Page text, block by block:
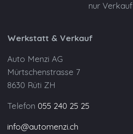
nur Verkauf
Werkstatt & Verkauf
Auto Menzi AG
Mürtschenstrasse 7
8630 Rüti ZH
Telefon 055 240 25 25
info@automenzi.ch